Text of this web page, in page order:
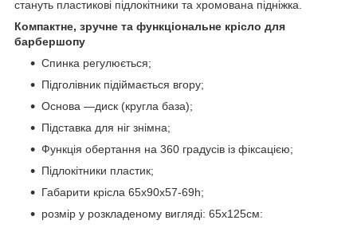
стануть пластикові підлокітники та хромована підніжка.
Компактне, зручне та функціональне крісло для
барбершопу
Спинка регулюється;
Підголівник підіймається вгору;
Основа —диск (кругла база);
Підставка для ніг знімна;
Функція обертання на 360 градусів із фіксацією;
Підлокітники пластик;
Габарити крісла 65х90х57-69h;
розмір у розкладеному вигляді: 65х125см: